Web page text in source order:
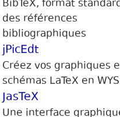
BibTeX, format
des références
bibliographiques
jPicEdt
Créez vos graphiques
schémas LaTeX en
JasTeX
Une interface